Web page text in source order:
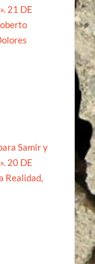
21 DE
Samir y
20 DE
Realidad,